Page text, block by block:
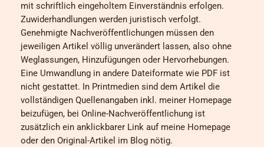
mit schriftlich eingeholtem Einverständnis erfolgen.
Zuwiderhandlungen werden juristisch verfolgt.
Genehmigte Nachveröffentlichungen müssen den
jeweiligen Artikel völlig unverändert lassen, also ohne
Weglassungen, Hinzufügungen oder Hervorhebungen.
Eine Umwandlung in andere Dateiformate wie PDF ist
nicht gestattet. In Printmedien sind dem Artikel die
vollständigen Quellenangaben inkl. meiner Homepage
beizufügen, bei Online-Nachveröffentlichung ist
zusätzlich ein anklickbarer Link auf meine Homepage
oder den Original-Artikel im Blog nötig.